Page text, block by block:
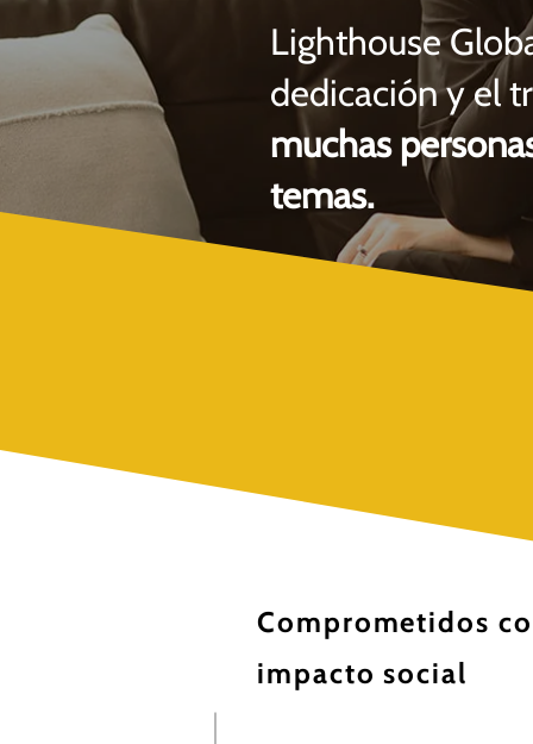
Lighthouse
dedicación y el
muchas
temas.
Comprometidos
impacto social